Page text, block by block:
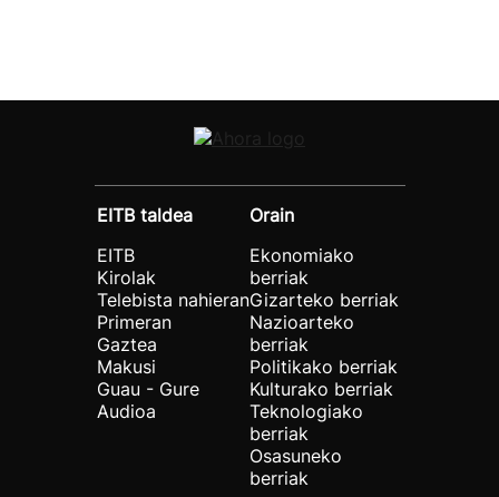
EITB taldea
EITB
Kirolak
Telebista nahieran
Primeran
Gaztea
Makusi
Guau - Gure
Audioa
Orain
Ekonomiako
berriak
Gizarteko berriak
Nazioarteko
berriak
Politikako berriak
Kulturako berriak
Teknologiako
berriak
Osasuneko
berriak